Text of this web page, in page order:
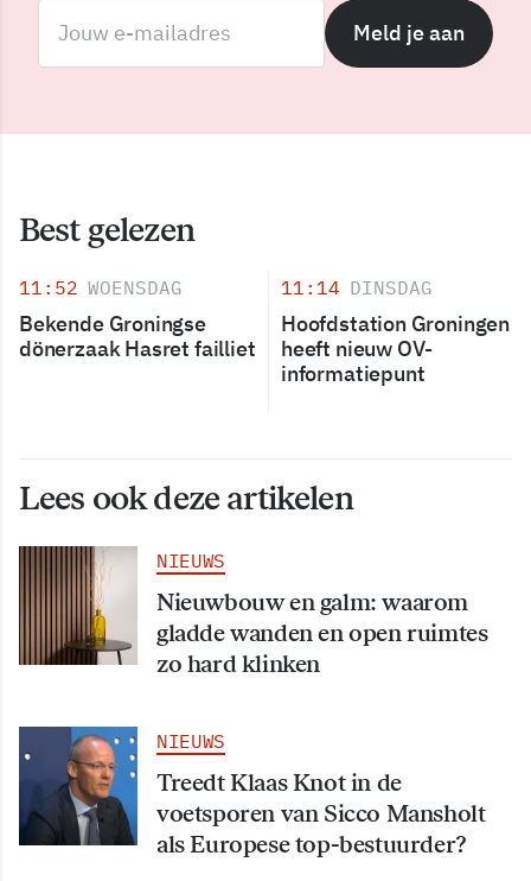
Meld je aan
Best gelezen
11:52 WOENSDAG
Bekende Groningse
dönerzaak Hasret failliet
11:14 DINSDAG
Hoofdstation Groningen
heeft nieuw OV-
informatiepunt
Lees ook deze artikelen
NIEUWS
Nieuwbouw en galm: waarom
gladde wanden en open ruimtes
zo hard klinken
NIEUWS
Treedt Klaas Knot in de
voetsporen van Sicco Mansholt
als Europese top-bestuurder?